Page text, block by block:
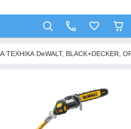
DeWALT, BLACK+DECKER,